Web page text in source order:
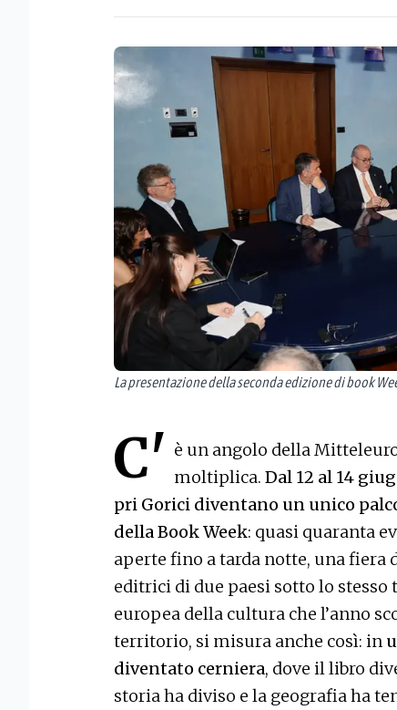
La presentazione della seconda edizione di book
C' è un angolo della
moltiplica. Dal 12 al 14
pri Gorici diventano un unico
della Book Week: quasi quaranta
aperte fino a tarda notte, una fiera
editrici di due paesi sotto lo stesso
europea della cultura che l’anno
territorio, si misura anche così: in
diventato cerniera, dove il libro
storia ha diviso e la geografia ha